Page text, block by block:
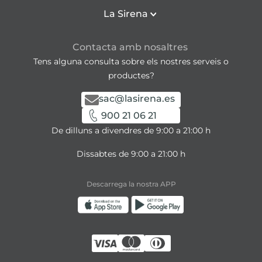
La Sirena
Contacta amb nosaltres
Tens alguna consulta sobre els nostres serveis o
productes?
sac@lasirena.es
900 21 06 21
De dilluns a divendres de 9:00 a 21:00 h
Dissabtes de 9:00 a 21:00 h
Descarrega la nostra APP